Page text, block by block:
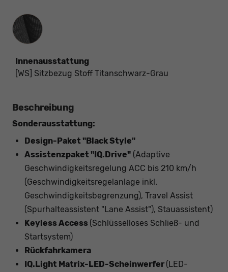
Innenausstattung
Innenausstattung
[WS] Sitzbezug Stoff Titanschwarz-Grau
Beschreibung
Sonderausstattung:
Design-Paket "Black Style"
Assistenzpaket "IQ.Drive" (Adaptive
Geschwindigkeitsregelung ACC bis 210 km/h
(Geschwindigkeitsregelanlage inkl.
Geschwindigkeitsbegrenzung), Travel Assist
(Spurhalteassistent "Lane Assist"), Stauassistent)
Keyless Access (Schlüsselloses Schließ- und
Startsystem)
Rückfahrkamera
IQ.Light Matrix-LED-Scheinwerfer (LED-